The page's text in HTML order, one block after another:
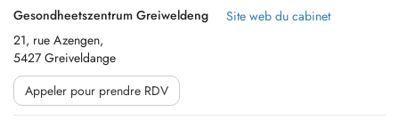
Gesondheetszentrum Greiweldeng
21, rue Azengen,
5427 Greiveldange
Site web du cabinet
Appeler pour prendre RDV